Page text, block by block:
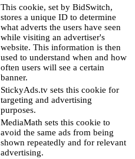
This cookie, set by BidSwitch,
stores a unique ID to determine
what adverts the users have seen
while visiting an advertiser's
website. This information is then
used to understand when and how
often users will see a certain
banner.
StickyAds.tv sets this cookie for
targeting and advertising
purposes.
MediaMath sets this cookie to
avoid the same ads from being
shown repeatedly and for relevant
advertising.